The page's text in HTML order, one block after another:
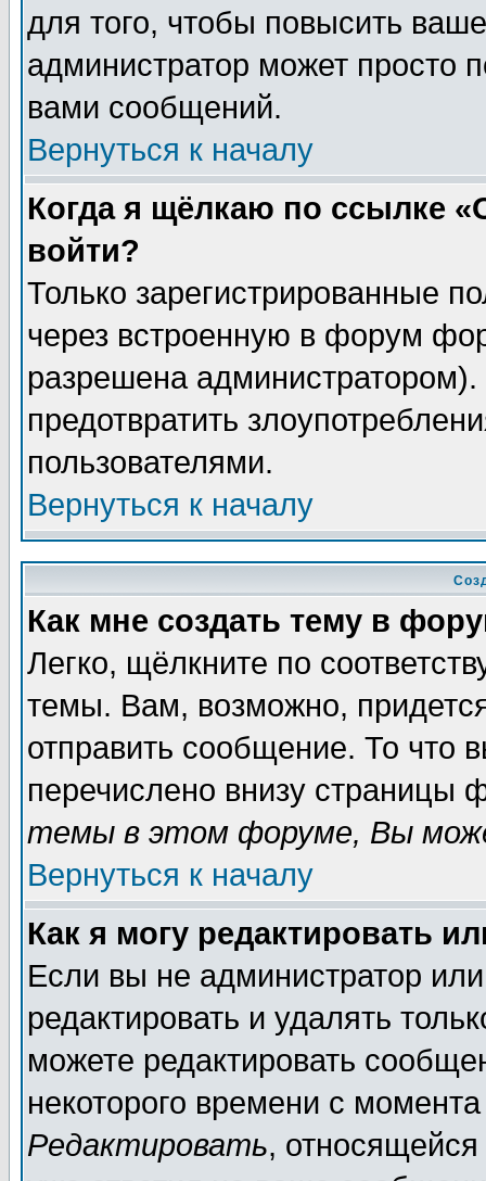
для того, чтобы повысить
администратор может просто
вами сообщений.
Вернуться к началу
Когда я щёлкаю по ссылке
войти?
Только зарегистрированные
через встроенную в форум
разрешена
предотвратить
пользователями.
Вернуться к началу
Как мне создать тему в
Легко, щёлкните по
темы. Вам, возможно,
отправить сообщение. То что
перечислено внизу страницы
темы в этом форуме, Вы
Вернуться к началу
Как я могу редактировать
Если вы не администратор
редактировать и удалять
можете редактировать
некоторого времени с
Редактировать,